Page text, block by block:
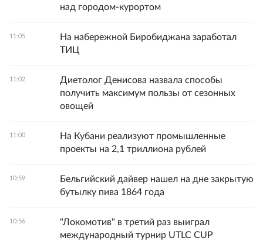
над городом-курортом
11:05
На набережной Биробиджана заработал
ТИЦ
11:02
Диетолог Денисова назвала способы
получить максимум пользы от сезонных
овощей
11:00
На Кубани реализуют промышленные
проекты на 2,1 триллиона рублей
10:59
Бельгийский дайвер нашел на дне закрытую
бутылку пива 1864 года
10:56
"Локомотив" в третий раз выиграл
международный турнир UTLC CUP